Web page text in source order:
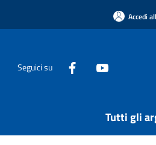
Accedi
Seguici su
Tutti gli